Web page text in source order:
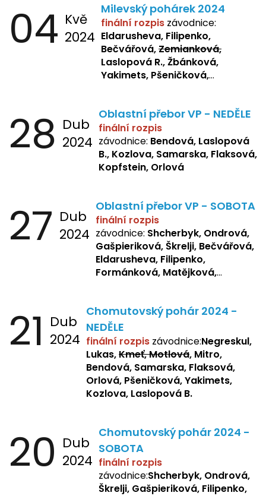
04 Kvě
2024
Milevský pohárek 2024
finální rozpis závodnice:
Eldarusheva, Filipenko,
Bečvářová,Zemianková,
Laslopová R., Žbánková,
Yakimets, Pšeničková,
28 Dub
2024
Oblastní přebor VP - NEDĚLE
finální rozpis
závodnice: Bendová, Laslopová
B., Kozlova, Samarska, Flaksová,
Kopfstein, Orlová
27 Dub
2024
Oblastní přebor VP - SOBOTA
finální rozpis
závodnice: Shcherbyk, Ondrová,
Gašpieriková, Škrelji, Bečvářová,
Eldarusheva, Filipenko,
Formánková, Matějková,
Sochorová, Repetska, Lukas,
Negreskul, Mitro
21 Dub
2024
Chomutovský pohár 2024 -
NEDĚLE
finální rozpis závodnice:Negreskul,
Lukas,Kmeť, Motlová, Mitro,
Bendová, Samarska, Flaksová,
Orlová, Pšeničková, Yakimets,
Kozlova, Laslopová B.
20 Dub
2024
Chomutovský pohár 2024 -
SOBOTA
finální rozpis
závodnice:Shcherbyk, Ondrová,
Škrelji, Gašpieriková, Filipenko,